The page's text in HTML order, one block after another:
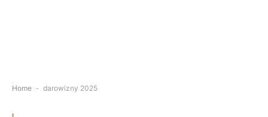
Home - darowizny 2025